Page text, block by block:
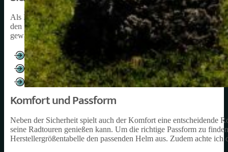
Als Elternteil ist es mir besonders wichtig, dass mein Kind sicher
den Kopf meines Kindes bei Stürzen und Unfällen und
gewährleisten, sollte der Helm folgende Eigenschaften aufweisen:
Stabile, stoßabsorbierende Helmschale
Verstellbarer Kinnriemen
Gute Belüftung
Komfort und Passform
Neben der Sicherheit spielt auch der Komfort eine entscheidende
seine Radtouren genießen kann. Um die richtige Passform zu
Herstellergrößentabelle den passenden Helm aus. Zudem achte